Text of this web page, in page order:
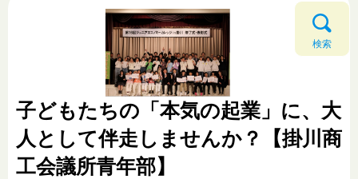
検索
子どもたちの「本気の起業」に、大
人として伴走しませんか？【掛川商
工会議所青年部】